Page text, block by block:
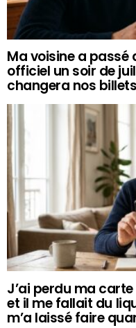
Ma voisine a passé
officiel un soir de
changera nos
J’ai perdu ma
et il me fallait du
m’a laissé faire